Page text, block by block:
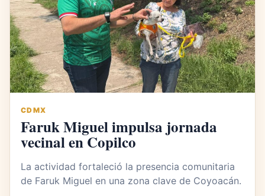
CDMX
Faruk Miguel impulsa jornada
vecinal en Copilco
La actividad fortaleció la presencia comunitaria
de Faruk Miguel en una zona clave de Coyoacán.